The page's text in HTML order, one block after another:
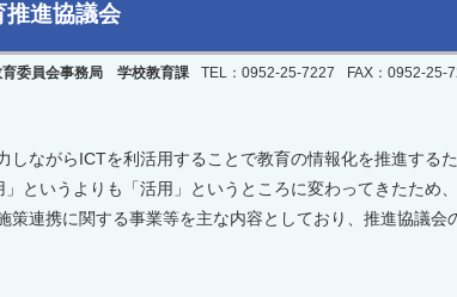
推進協議会
育委員会事務局 学校教育課 TEL：0952-25-7227 FAX：0952-25-
ながらICTを利活用することで教育の情報化を推進する
というよりも「活用」というところに変わってきたため
連携に関する事業等を主な内容としており、推進協議